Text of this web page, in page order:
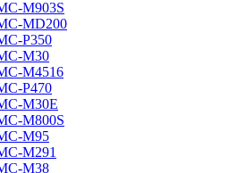
M903S
MD200
P350
M30
M4516
P470
M30E
M800S
M95
M291
M38